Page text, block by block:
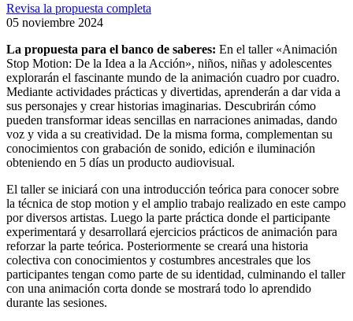
Revisa la propuesta completa
05 noviembre 2024
La propuesta para el banco de saberes: En el taller «Animación
Stop Motion: De la Idea a la Acción», niños, niñas y adolescentes
explorarán el fascinante mundo de la animación cuadro por cuadro.
Mediante actividades prácticas y divertidas, aprenderán a dar vida a
sus personajes y crear historias imaginarias. Descubrirán cómo
pueden transformar ideas sencillas en narraciones animadas, dando
voz y vida a su creatividad. De la misma forma, complementan su
conocimientos con grabación de sonido, edición e iluminación
obteniendo en 5 días un producto audiovisual.
El taller se iniciará con una introducción teórica para conocer sobre
la técnica de stop motion y el amplio trabajo realizado en este campo
por diversos artistas. Luego la parte práctica donde el participante
experimentará y desarrollará ejercicios prácticos de animación para
reforzar la parte teórica. Posteriormente se creará una historia
colectiva con conocimientos y costumbres ancestrales que los
participantes tengan como parte de su identidad, culminando el taller
con una animación corta donde se mostrará todo lo aprendido
durante las sesiones.